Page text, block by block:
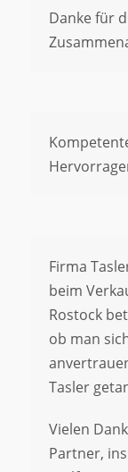
Danke für
Firma
beim
Rostock
ob man
Tasler
Vielen
Partner,